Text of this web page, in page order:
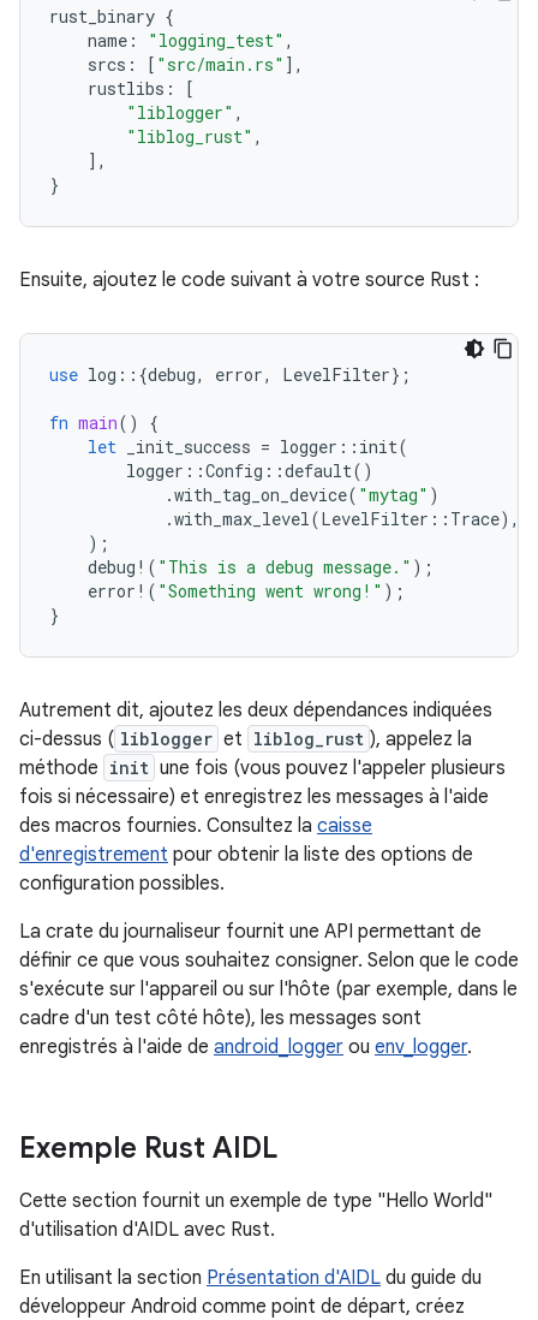
rust_binary {
name : "logging_test" ,
srcs : [ "src/main.rs" ],
rustlibs :
[
"liblogger" ,
"liblog_rust" ,
],
}
Ensuite, ajoutez le code suivant à votre source Rust :
use log ::{debug, error, LevelFilter};
fn main()
{
let
_init_success = logger :: init(
logger ::Config ::default()
.with_tag_on_device( "mytag" )
.with_max_level(LevelFilter :: Trace),
);
debug ! ( "This is a debug message." );
error ! ( "Something went wrong!" );
}
Autrement dit, ajoutez les deux dépendances indiquées
ci-dessus ( liblogger et liblog_rust ), appelez la
méthode init une fois (vous pouvez l'appeler plusieurs
fois si nécessaire) et enregistrez les messages à l'aide
des macros fournies. Consultez la caisse
d'enregistrement pour obtenir la liste des options de
configuration possibles.
La crate du journaliseur fournit une API permettant de
définir ce que vous souhaitez consigner. Selon que le code
s'exécute sur l'appareil ou sur l'hôte (par exemple, dans le
cadre d'un test côté hôte), les messages sont
enregistrés à l'aide de android_logger ou env_logger.
Exemple Rust AIDL
Cette section fournit un exemple de type "Hello World"
d'utilisation d'AIDL avec Rust.
En utilisant la section Présentation d'AIDL du guide du
développeur Android comme point de départ, créez